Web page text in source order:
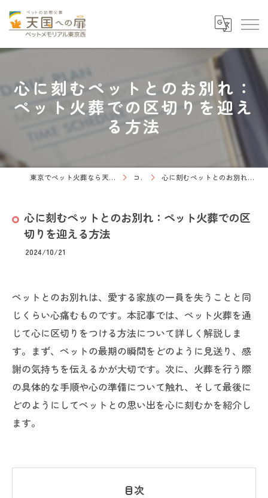
心に刻むペットとのお別れ：
ペット火葬での区切りを迎え
る方法
東京でペット火葬なら天国への扉 ペットメモリアル東京西 コラム 心に刻むペットとのお別れ：ペット火葬での区切りを迎える方法
心に刻むペットとのお別れ：ペット火葬での区
切りを迎える方法
2024/10/21
ペットとのお別れは、愛する家族の一員を失うことと同
じくらい心痛むものです。本記事では、ペット火葬を通
じて心に区切りをつける方法について詳しく解説しま
す。まず、ペットの最期の瞬間をどのように見送り、感
謝の気持ちを伝えるかが大切です。次に、火葬を行う際
の具体的な手順や心の準備について触れ、そして最後に
どのようにしてペットとの思い出を心に刻むかを紹介し
ます。
目次